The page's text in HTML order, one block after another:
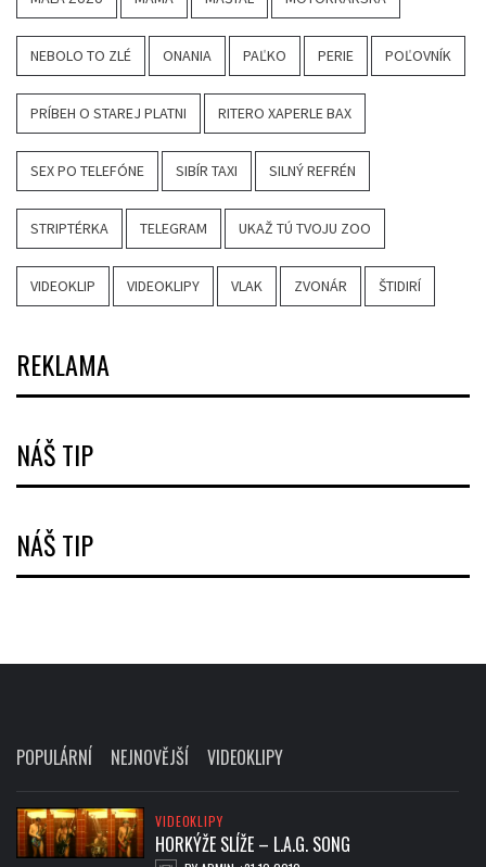
NEBOLO TO ZLÉ ONANIA PAĽKO PERIE POĽOVNÍK
PRÍBEH O STAREJ PLATNI RITERO XAPERLE BAX
SEX PO TELEFÓNE SIBÍR TAXI SILNÝ REFRÉN
STRIPTÉRKA TELEGRAM UKAŽ TÚ TVOJU ZOO
VIDEOKLIP VIDEOKLIPY VLAK ZVONÁR ŠTIDIRÍ
REKLAMA
NÁŠ TIP
NÁŠ TIP
POPULÁRNÍ NEJNOVĚJŠÍ VIDEOKLIPY
VIDEOKLIPY
HORKÝŽE SLÍŽE – L.A.G. SONG